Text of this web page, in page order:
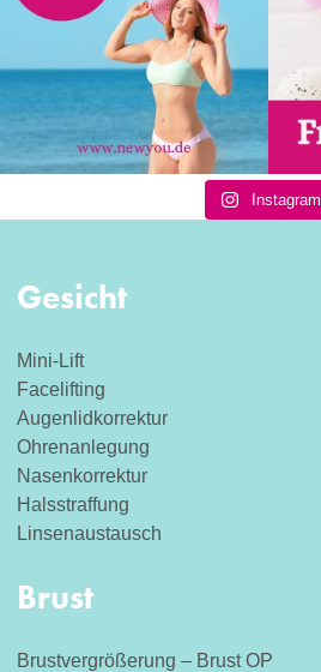
Instagram
Gesicht
Mini-Lift
Facelifting
Augenlidkorrektur
Ohrenanlegung
Nasenkorrektur
Halsstraffung
Linsenaustausch
Brust
Brustvergrößerung – Brust OP